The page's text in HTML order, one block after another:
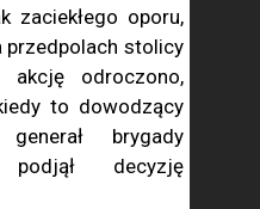
zaciekłego oporu,
przedpolach stolicy
akcję odroczono,
to dowodzący
brygady
decyzję